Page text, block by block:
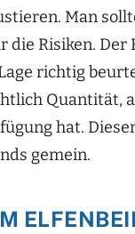
Man
Risiken.
richtig
Quantität,
hat.
gemein.